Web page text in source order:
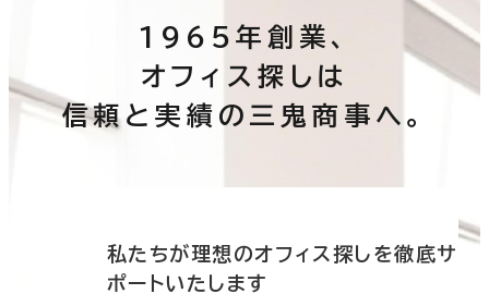
1965年創業、
オフィス探しは
信頼と実績の三鬼商事へ。
私たちが理想のオフィス探しを徹底サ
ポートいたします